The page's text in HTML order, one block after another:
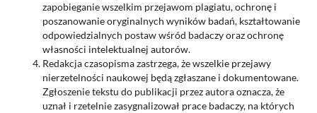
zapobieganie wszelkim przejawom plagiatu, ochronę i
poszanowanie oryginalnych wyników badań, kształtowanie
odpowiedzialnych postaw wśród badaczy oraz ochronę
własności intelektualnej autorów.
Redakcja czasopisma zastrzega, że wszelkie przejawy
nierzetelności naukowej będą zgłaszane i dokumentowane.
Zgłoszenie tekstu do publikacji przez autora oznacza, że
uznał i rzetelnie zasygnalizował prace badaczy, na których